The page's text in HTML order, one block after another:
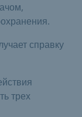
справку
трех